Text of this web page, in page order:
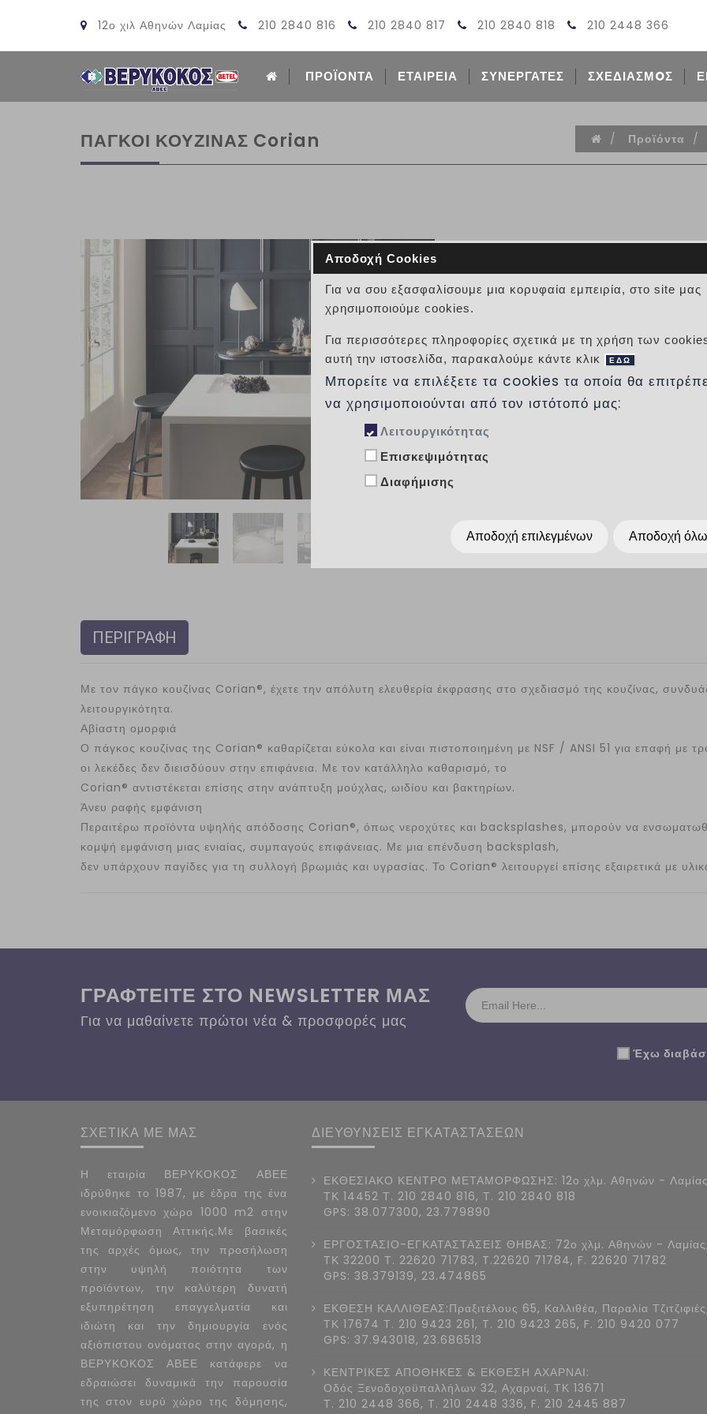
12ο χιλ Αθηνών Λαμίας 210 2840 816 210 2840 817 210 2840 818 210 2448 366
ΠΡΟΪΟΝΤΑ ΕΤΑΙΡΕΙΑ ΣΥΝΕΡΓΑΤΕΣ ΣΧΕΔΙΑΣΜOΣ
ΠΑΓΚΟΙ ΚΟΥΖΙΝΑΣ Corian / Προϊόντα /
ΚΩΔΙΚΟΣ:
πάγκους
νεροχύτες και τις οπίσθιες πλάκες
πρακτικότητα στο σχέδιό σας
ΠΕΡΙΓΡΑΦΗ
Με τον πάγκο κουζίνας Corian®, έχετε την απόλυτη ελευθερία έκφρασης στο σχεδιασμό της κουζίνας,
λειτουργικότητα.
Αβίαστη ομορφιά
Ο πάγκος κουζίνας της Corian® καθαρίζεται εύκολα και είναι πιστοποιημένη με NSF / ANSI 51 για επαφή με
οι λεκέδες δεν διεισδύουν στην επιφάνεια. Με τον κατάλληλο καθαρισμό, το
Corian® αντιστέκεται επίσης στην ανάπτυξη μούχλας, ωιδίου και βακτηρίων.
Άνευ ραφής εμφάνιση
Περαιτέρω προϊόντα υψηλής απόδοσης Corian®, όπως νεροχύτες και backsplashes, μπορούν να
κομψή εμφάνιση μιας ενιαίας, συμπαγούς επιφάνειας. Με μια επένδυση backsplash,
δεν υπάρχουν παγίδες για τη συλλογή βρωμιάς και υγρασίας. Το Corian® λειτουργεί επίσης εξαιρετικά με
ΓΡΑΦΤΕΙΤΕ ΣΤΟ NEWSLETTER ΜΑΣ
Για να μαθαίνετε πρώτοι νέα & προσφορές μας
Έχω
ΣΧΕΤΙΚΑ ΜΕ ΜΑΣ
Η εταιρία ΒΕΡΥΚΟΚΟΣ ΑΒΕΕ
ιδρύθηκε το 1987, με έδρα της ένα
ενοικιαζόμενο χώρο 1000 m2 στην
Μεταμόρφωση Αττικής.Με βασικές
της αρχές όμως, την προσήλωση
στην υψηλή ποιότητα των
προϊόντων, την καλύτερη δυνατή
εξυπηρέτηση επαγγελματία και
ιδιώτη και την δημιουργία ενός
αξιόπιστου ονόματος στην αγορά, η
ΒΕΡΥΚΟΚΟΣ ΑΒΕΕ κατάφερε να
εδραιώσει δυναμικά την παρουσία
της στον ευρύ χώρο της δόμησης,
ΔΙΕΥΘΥΝΣΕΙΣ ΕΓΚΑΤΑΣΤΑΣΕΩΝ
ΕΚΘΕΣΙΑΚΟ ΚΕΝΤΡΟ ΜΕΤΑΜΟΡΦΩΣΗΣ: 12ο χλμ. Αθηνών -
ΤΚ 14452 Τ. 210 2840 816, Τ. 210 2840 818
GPS: 38.077300, 23.779890
ΕΡΓΟΣΤΑΣΙΟ-ΕΓΚΑΤΑΣΤΑΣΕΙΣ ΘΗΒΑΣ: 72ο χλμ. Αθηνών - Λαμίας,
ΤΚ 32200 Τ. 22620 71783, T.22620 71784, F. 22620 71782
GPS: 38.379139, 23.474865
ΕΚΘΕΣΗ ΚΑΛΛΙΘΕΑΣ:Πραξιτέλους 65, Καλλιθέα, Παραλία Τζιτζιφιές,
ΤΚ 17674 Τ. 210 9423 261, T. 210 9423 265, F. 210 9420 077
GPS: 37.943018, 23.686513
ΚΕΝΤΡΙΚΕΣ ΑΠΟΘΗΚΕΣ & ΕΚΘΕΣΗ ΑΧΑΡΝΑΙ:
Οδός Ξενοδοχοϋπαλλήλων 32, Αχαρναί, ΤΚ 13671
Τ. 210 2448 366, T. 210 2448 336, F. 210 2445 887
Αποδοχή Cookies
Για να σου εξασφαλίσουμε μια κορυφαία εμπειρία, στο site μας
χρησιμοποιούμε cookies.
Για περισσότερες πληροφορίες σχετικά με τη χρήση των
αυτή την ιστοσελίδα, παρακαλούμε κάντε κλικ
ΕΔΩ
Μπορείτε να επιλέξετε τα cookies τα οποία θα
να χρησιμοποιούνται από τον ιστότοπό μας:
Λειτουργικότητας
Επισκεψιμότητας
Διαφήμισης
Αποδοχή επιλεγμένων Αποδοχή